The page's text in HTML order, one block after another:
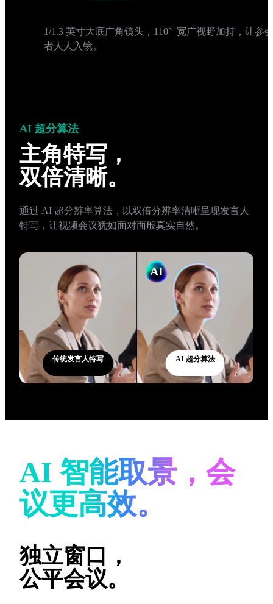
1/1.3 英寸大底广角镜头，110°  宽广视野加持，让参
者人人入镜。
AI 超分算法
主角特写，
双倍清晰。
通过 AI 超分辨率算法，以双倍分辨率清晰呈现发言人
特写，让视频会议犹如面对面般真实自然。
AI 超分算法
传统发言人特写
AI
AI 智能取景，会
议更高效。
独立窗口，
公平会议。